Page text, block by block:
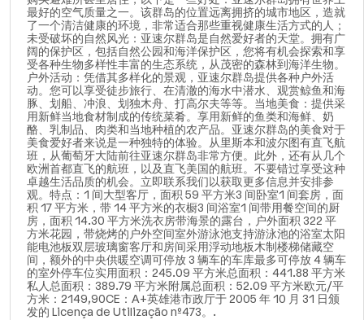
最好的空气质量之一。该群岛的位置远离拥挤的城市地区，造就
了一个清洁健康的环境，非常适合那些重视健康生活方式的人；
未受破坏的自然风光：亚速尔群岛是自然爱好者的天堂。拥有广
阔的保护区，包括自然公园和海洋保护区，您将有机会探索和享
受各种生物多样性丰富的生态系统，从茂密的森林到海洋生物。
户外活动：凭借其多样化的景观，亚速尔群岛提供各种户外活
动。您可以享受徒步旅行、在清澈的海水中潜水、观赏鲸鱼和海
豚、划船、冲浪、划独木舟、打高尔夫等等。当地美食：提供采
用新鲜当地食材制成的传统菜肴。享用新鲜的鱼类和海鲜、奶
酪、乳制品、肉类和当地种植的农产品。亚速尔群岛的美食对于
美食爱好者来说是一种独特的体验。从里斯本和波尔图有直飞航
班，从葡萄牙大陆前往亚速尔群岛非常方便。此外，还有从几个
欧洲首都直飞的航班，以及直飞美国的航班。不要错过享受这种
卓越生活品质的机会。立即联系我们以获取更多信息并安排参
观。特点：1 间大型客厅，面积 59 平方米3 间卧室1 间套房，面
积 17 平方米，带 14 平方米的衣橱3 间浴室1 间带用餐空间的厨
房，面积 14.30 平方米洗衣房带海景的露台，户外面积 322 平
方米花园，带烧烤的户外空间室外游泳池支持游泳池的浴室太阳
能电池板双层玻璃窗客厅和房间采用浮动地板木制楼梯储藏空
间，额外的中央供暖空调可停放 3 辆车的车库最多可停放 4 辆车
的室外停车位实用面积：245.09 平方米总面积：441.88 平方米
私人总面积：389.79 平方米附属总面积：52.09 平方米欧元/平
方米：2149,90CE：A+英雄港市政厅于 2005 年 10 月 31 日颁
发的 Licença de Utilização nº473。.